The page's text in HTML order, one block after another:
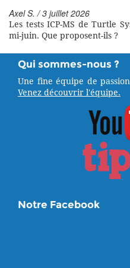
Axel S. / 3 juillet 2026
Les tests ICP-MS de Turtle
mi-juin. Que proposent-ils ?
Qui sommes-nous ?
Une fine équipe de
Venez découvrir l'équipe.
Notre Facebook